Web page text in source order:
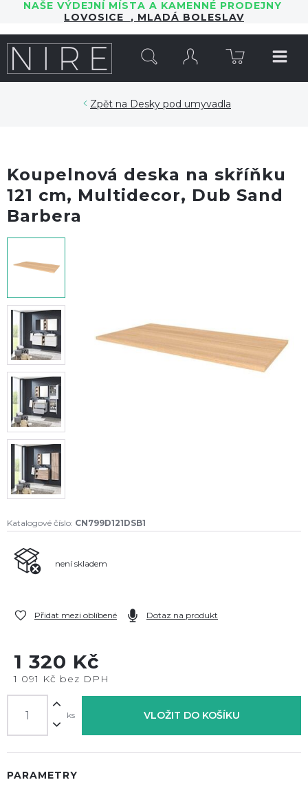
NAŠE VÝDEJNÍ MÍSTA A KAMENNÉ PRODEJNY
LOVOSICE , MLADÁ BOLESLAV
Desky pod umyvadla
Koupelnová deska na skříňku
121 cm, Multidecor, Dub Sand
Barbera
Katalogové číslo: CN799D121DSB1
není skladem
Přidat mezi oblíbené Dotaz na produkt
1 320 Kč
1 091 Kč bez DPH
ks VLOŽIT DO KOŠÍKU
PARAMETRY